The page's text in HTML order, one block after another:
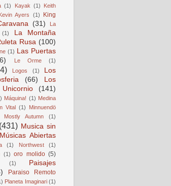
(1) Kayak (1)
Keith
Ayers (1)
King
(31)
La
(1)
La Montaña
Rusa (100)
(1) Las Puertas
Le Orme (1)
Logos (1)
Los
(66)
Los
(141)
Máquina! (1) Medina
Vital (1)
Minnuendö
Mostly Autumn (1)
(431) Musica sin
Músicas Abiertas
(1) Northwest (1)
(1) oro molido (5)
(1)
Paisajes
Paraiso Remoto
Planeta Imaginari (1)